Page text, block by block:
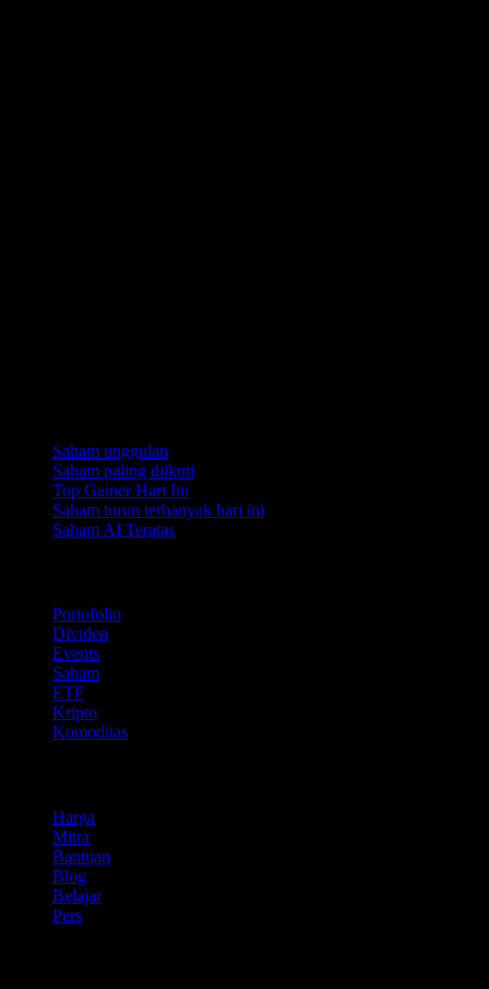
Saham unggulan
Saham paling diikuti
Top Gainer Hari Ini
Saham turun terbanyak hari ini
Saham AI Teratas
Portofolio
Dividen
Events
Saham
ETF
Kripto
Komoditas
Harga
Mitra
Bantuan
Blog
Belajar
Pers